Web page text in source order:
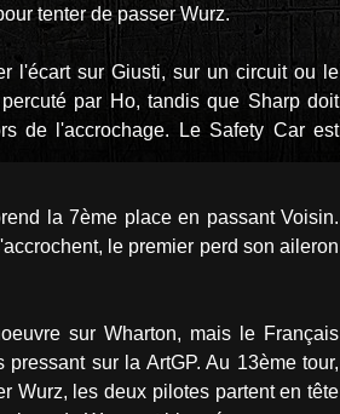
tenter de passer Wurz.
l'écart sur Giusti, sur un circuit ou le
par Ho, tandis que Sharp doit
de l'accrochage. Le Safety Car est
la 7ème place en passant Voisin.
le premier perd son aileron
sur Wharton, mais le Français
sur la ArtGP. Au 13ème tour,
Wurz, les deux pilotes partent en tête